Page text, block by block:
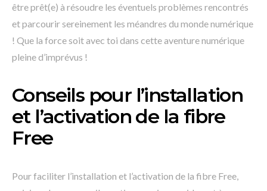
être prêt(e) à résoudre les éventuels problèmes rencontrés
et parcourir sereinement les méandres du monde numérique
! Que la force soit avec toi dans cette aventure numérique
pleine d’imprévus !
Conseils pour l’installation
et l’activation de la fibre
Free
Pour faciliter l’installation et l’activation de la fibre Free,